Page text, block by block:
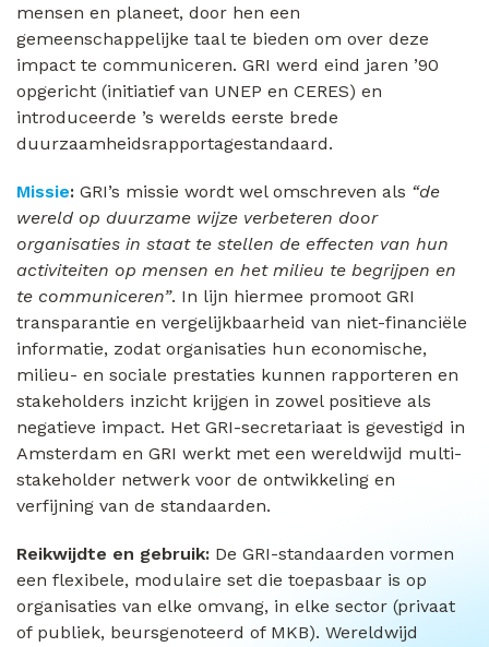
mensen en planeet, door hen een
gemeenschappelijke taal te bieden om over deze
impact te communiceren. GRI werd eind jaren ’90
opgericht (initiatief van UNEP en CERES) en
introduceerde ’s werelds eerste brede
duurzaamheidsrapportagestandaard.
Missie: GRI’s missie wordt wel omschreven als “de
wereld op duurzame wijze verbeteren door
organisaties in staat te stellen de effecten van hun
activiteiten op mensen en het milieu te begrijpen en
te communiceren”. In lijn hiermee promoot GRI
transparantie en vergelijkbaarheid van niet-financiële
informatie, zodat organisaties hun economische,
milieu- en sociale prestaties kunnen rapporteren en
stakeholders inzicht krijgen in zowel positieve als
negatieve impact. Het GRI-secretariaat is gevestigd in
Amsterdam en GRI werkt met een wereldwijd multi-
stakeholder netwerk voor de ontwikkeling en
verfijning van de standaarden.
Reikwijdte en gebruik: De GRI-standaarden vormen
een flexibele, modulaire set die toepasbaar is op
organisaties van elke omvang, in elke sector (privaat
of publiek, beursgenoteerd of MKB). Wereldwijd